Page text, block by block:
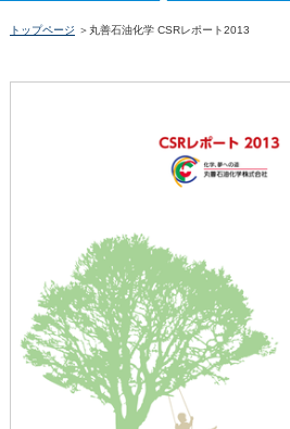
トップページ ＞丸善石油化学 CSRレポート2013